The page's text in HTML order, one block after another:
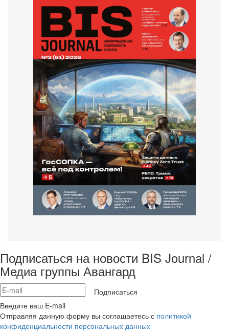
Подписаться на новости BIS Journal /
Медиа группы Авангард
Подписаться
Введите ваш E-mail
Отправляя данную форму вы соглашаетесь с политикой
конфиденциальности персональных данных